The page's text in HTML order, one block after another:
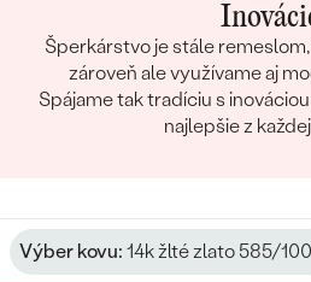
Šperkárstvo je stále
zároveň ale využívame aj
Spájame tak tradíciu s
najlepšie z
Výber kovu: 14k žlté zlato 585/